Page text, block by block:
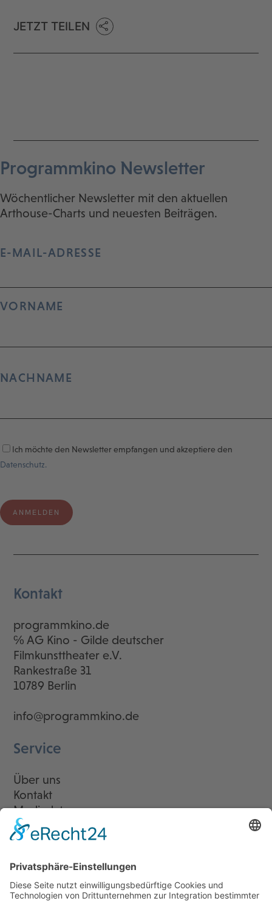
JETZT TEILEN
Programmkino Newsletter
Wöchentlicher Newsletter mit den aktuellen
Arthouse-Charts und neuesten Beiträgen.
E-MAIL-ADRESSE
VORNAME
NACHNAME
Ich möchte den Newsletter empfangen und akzeptiere den
Datenschutz.
Kontakt
programmkino.de
℅ AG Kino - Gilde deutscher
Filmkunsttheater e.V.
Rankestraße 31
10789 Berlin
info@programmkino.de
Service
Über uns
Kontakt
Mediadaten
Newsletter
LogIn
Legal